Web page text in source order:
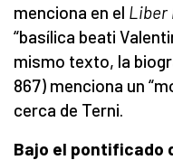
menciona en el Liber
“basílica beati
mismo texto, la
867) menciona un
cerca de Terni.
Bajo el pontificado